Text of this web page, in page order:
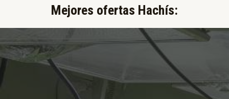
Mejores ofertas Hachís:​